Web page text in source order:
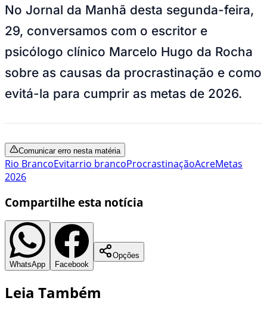
No Jornal da Manhã desta segunda-feira,
29, conversamos com o escritor e
psicólogo clínico Marcelo Hugo da Rocha
sobre as causas da procrastinação e como
evitá-la para cumprir as metas de 2026.
Comunicar erro nesta matéria
Rio BrancoEvitarrio brancoProcrastinaçãoAcreMetas
2026
Compartilhe esta notícia
WhatsApp Facebook
Opções
Leia Também